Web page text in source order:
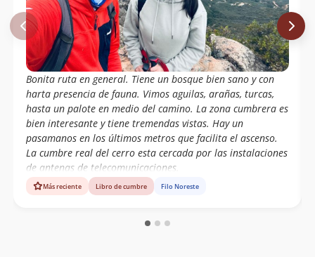
Bonita ruta en general. Tiene un bosque bien sano y con
harta presencia de fauna. Vimos aguilas, arañas, turcas,
hasta un palote en medio del camino. La zona cumbrera es
bien interesante y tiene tremendas vistas. Hay un
pasamanos en los últimos metros que facilita el ascenso.
La cumbre real del cerro esta cercada por las instalaciones
de antenas de telecomunicaciones.
Más reciente Libro de cumbre Filo Noreste